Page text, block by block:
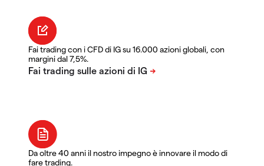
Fai trading con i CFD di IG su 16.000 azioni globali, con
margini dal 7,5%.
Da oltre 40 anni il nostro impegno è innovare il modo di
fare trading.